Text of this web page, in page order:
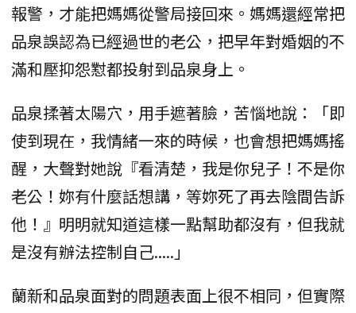
報警，才能把媽媽從警局接回來。媽媽還經常把
品泉誤認為已經過世的老公，把早年對婚姻的不
滿和壓抑怨懟都投射到品泉身上。
品泉揉著太陽穴，用手遮著臉，苦惱地說：「即
使到現在，我情緒一來的時候，也會想把媽媽搖
醒，大聲對她說『看清楚，我是你兒子！不是你
老公！妳有什麼話想講，等妳死了再去陰間告訴
他！』明明就知道這樣一點幫助都沒有，但我就
是沒有辦法控制自己.....」
蘭新和品泉面對的問題表面上很不相同，但實際